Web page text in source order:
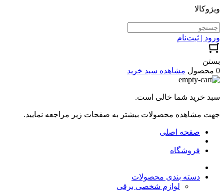
ویژوکالا
ورود | ثبت‌نام
بستن
0 محصول
مشاهده سبد خرید
سبد خرید شما خالی است.
جهت مشاهده محصولات بیشتر به صفحات زیر مراجعه نمایید.
صفحه اصلی
فروشگاه
دسته بندی محصولات
لوازم شخصی برقی